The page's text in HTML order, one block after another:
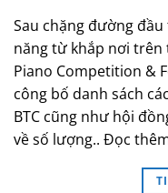
Sau chặng đường
năng từ khắp nơi
Piano Competition &
công bố danh sách
BTC cũng như hội
về số lượng.. Đọc